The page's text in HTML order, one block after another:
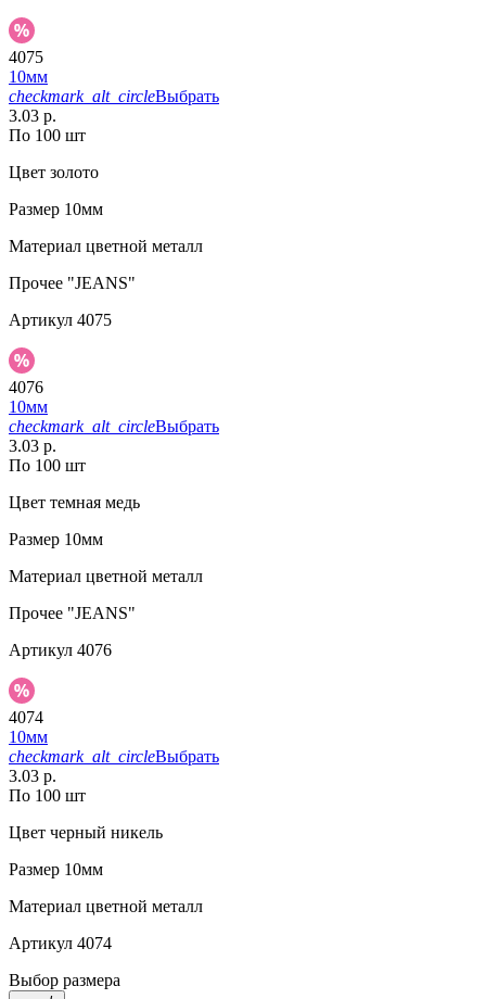
4075
10мм
checkmark_alt_circleВыбрать
3.03 р.
По 100 шт
Цвет золото
Размер 10мм
Материал цветной металл
Прочее "JEANS"
Артикул 4075
4076
10мм
checkmark_alt_circleВыбрать
3.03 р.
По 100 шт
Цвет темная медь
Размер 10мм
Материал цветной металл
Прочее "JEANS"
Артикул 4076
4074
10мм
checkmark_alt_circleВыбрать
3.03 р.
По 100 шт
Цвет черный никель
Размер 10мм
Материал цветной металл
Артикул 4074
Выбор размера